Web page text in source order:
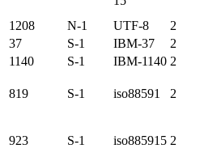
1208 N-1 UTF-8 2
37
S-1 IBM-37 2
1140
S-1 IBM-1140 2
819 S-1 iso88591 2
923 S-1 iso885915 2